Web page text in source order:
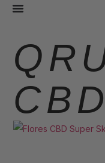
CBD